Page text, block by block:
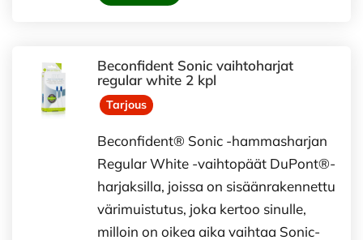
Beconfident Sonic vaihtoharjat
regular white 2 kpl
Tarjous
Beconfident® Sonic -hammasharjan
Regular White -vaihtopäät DuPont®-
harjaksilla, joissa on sisäänrakennettu
värimuistutus, joka kertoo sinulle,
milloin on oikea aika vaihtaa Sonic-